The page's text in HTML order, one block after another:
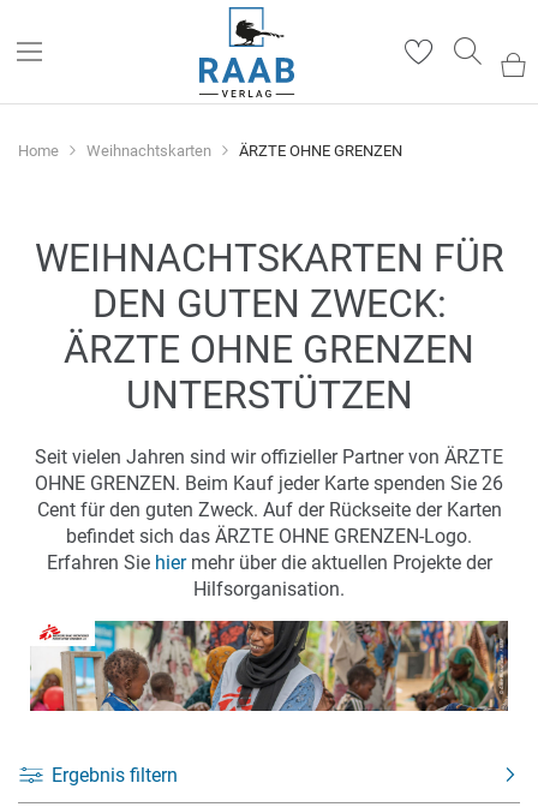
Home Weihnachtskarten ÄRZTE OHNE GRENZEN
WEIHNACHTSKARTEN FÜR
DEN GUTEN ZWECK:
ÄRZTE OHNE GRENZEN
UNTERSTÜTZEN
Seit vielen Jahren sind wir offizieller Partner von ÄRZTE
OHNE GRENZEN. Beim Kauf jeder Karte spenden Sie 26
Cent für den guten Zweck. Auf der Rückseite der Karten
befindet sich das ÄRZTE OHNE GRENZEN-Logo.
Erfahren Sie hiermehr über die aktuellen Projekte der
Hilfsorganisation.
Ergebnis filtern